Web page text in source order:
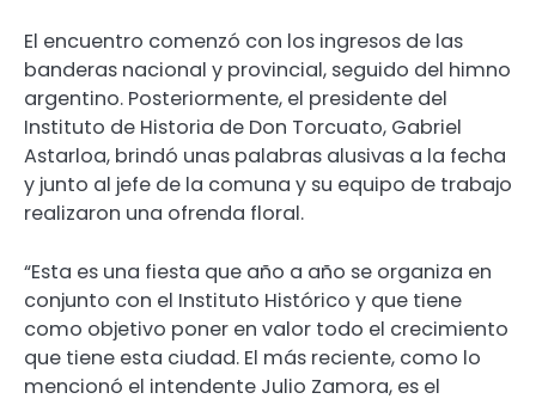
El encuentro comenzó con los ingresos de las
banderas nacional y provincial, seguido del himno
argentino. Posteriormente, el presidente del
Instituto de Historia de Don Torcuato, Gabriel
Astarloa, brindó unas palabras alusivas a la fecha
y junto al jefe de la comuna y su equipo de trabajo
realizaron una ofrenda floral.
“Esta es una fiesta que año a año se organiza en
conjunto con el Instituto Histórico y que tiene
como objetivo poner en valor todo el crecimiento
que tiene esta ciudad. El más reciente, como lo
mencionó el intendente Julio Zamora, es el